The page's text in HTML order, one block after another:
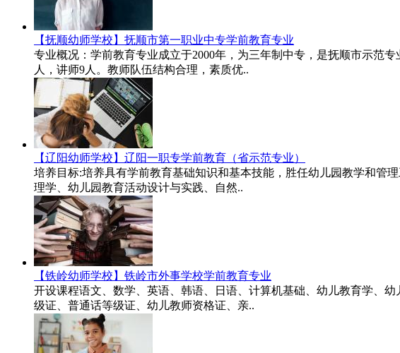
【抚顺幼师学校】抚顺市第一职业中专学前教育专业
专业概况：学前教育专业成立于2000年，为三年制中专，是抚顺市示范
人，讲师9人。教师队伍结构合理，素质优..
【辽阳幼师学校】辽阳一职专学前教育（省示范专业）
培养目标:培养具有学前教育基础知识和基本技能，胜任幼儿园教学和管
理学、幼儿园教育活动设计与实践、自然..
【铁岭幼师学校】铁岭市外事学校学前教育专业
开设课程语文、数学、英语、韩语、日语、计算机基础、幼儿教育学、
级证、普通话等级证、幼儿教师资格证、亲..